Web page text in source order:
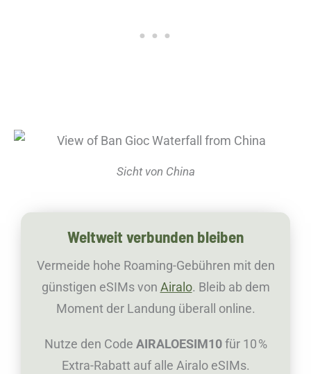
Sicht von China
Weltweit verbunden bleiben
Vermeide hohe Roaming-Gebühren mit den
günstigen eSIMs von Airalo. Bleib ab dem
Moment der Landung überall online.
Nutze den Code AIRALOESIM10für 10 %
Extra-Rabatt auf alle Airalo eSIMs.